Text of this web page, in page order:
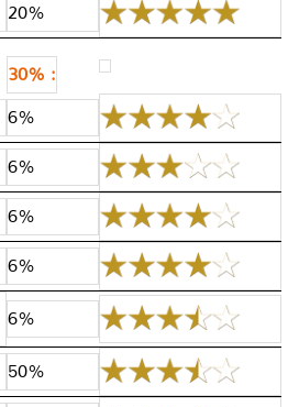
20%
30% :
6%
6%
6%
6%
6%
50%